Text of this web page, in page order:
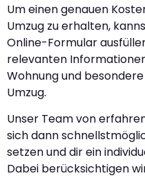
Um einen genauen
Umzug zu erhalten,
Online-Formular
relevanten
Wohnung und
Umzug.
Unser Team von
sich dann
setzen und dir ein
Dabei berücksichtigen